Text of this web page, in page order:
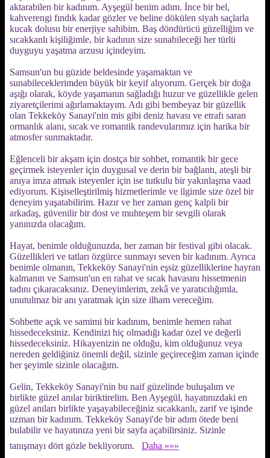
aktarabilen bir kadınım. Ayşegül benim adım. İnce bir bel,
kahverengi fındık kadar gözler ve beline dökülen siyah saçlarla
kucak dolusu bir enerjiye sahibim. Baş döndürücü güzelliğim ve
sıcakkanlı kişiliğimle, bir kadının size sunabileceği her türlü
duyguyu yaşatma arzusu içindeyim.
Samsun'un bu güzide beldesinde yaşamaktan ve
sunabileceklerimden büyük bir keyif alıyorum. Gerçek bir doğa
aşığı olarak, köyde yaşamanın sağladığı huzur ve güzellikle gelen
ziyaretçilerimi ağırlamaktayım. Adı gibi bembeyaz bir güzellik
olan Tekkeköy Sanayi'nin mis gibi deniz havası ve etrafı saran
ormanlık alanı, sıcak ve romantik randevularımız için harika bir
atmosfer sunmaktadır.
Eğlenceli bir akşam için dostça bir sohbet, romantik bir gece
geçirmek isteyenler için duygusal ve derin bir bağlantı, ateşli bir
anıya imza atmak isteyenler için ise tutkulu bir yakınlaşma vaad
ediyorum. Kişiselleştirilmiş hizmetlerimle ve ilgimle size özel bir
deneyim yaşatabilirim. Hazır ve her zaman genç kalpli bir
arkadaş, güvenilir bir dost ve muhteşem bir sevgili olarak
yanınızda olacağım.
Hayat, benimle olduğunuzda, her zaman bir festival gibi olacak.
Güzellikleri ve tatları özgürce sunmayı seven bir kadınım. Ayrıca
benimle olmanın, Tekkeköy Sanayi'nin eşsiz güzelliklerine hayran
kalmanın ve Samsun'un en rahat ve sıcak havasını hissetmenin
tadını çıkaracaksınız. Deneyimlerim, zekâ ve yaratıcılığımla,
unutulmaz bir anı yaratmak için size ilham vereceğim.
Sohbette açık ve samimi bir kadınım, benimle hemen rahat
hissedeceksiniz. Kendinizi hiç olmadığı kadar özel ve değerli
hissedeceksiniz. Hikayenizin ne olduğu, kim olduğunuz veya
nereden geldiğiniz önemli değil, sizinle geçireceğim zaman içinde
her şeyimle sizinle olacağım.
Gelin, Tekkeköy Sanayi'nin bu naif güzelinde buluşalım ve
birlikte güzel anılar biriktirelim. Ben Ayşegül, hayatınızdaki en
güzel anıları birlikte yaşayabileceğiniz sıcakkanlı, zarif ve işinde
uzman bir kadınım. Tekkeköy Sanayi'de bir adım ötede beni
bulabilir ve hayatınıza yeni bir sayfa açabilirsiniz. Sizinle
tanışmayı dört gözle bekliyorum.
Daha »»»